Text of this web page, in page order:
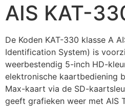
AIS KAT-
De Koden KAT-330 klasse A
Identification System) is
weerbestendig 5-inch HD-
elektronische kaartbediening
Max-kaart via de SD-
geeft grafieken weer met AIS